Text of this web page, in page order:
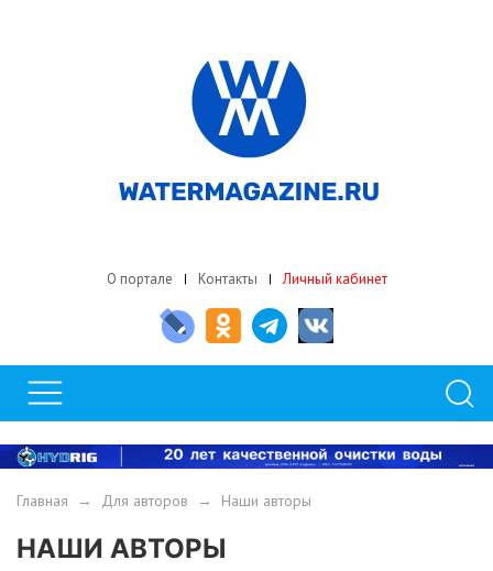
О портале Контакты Личный кабинет
Главная → Для авторов → Наши авторы
НАШИ АВТОРЫ